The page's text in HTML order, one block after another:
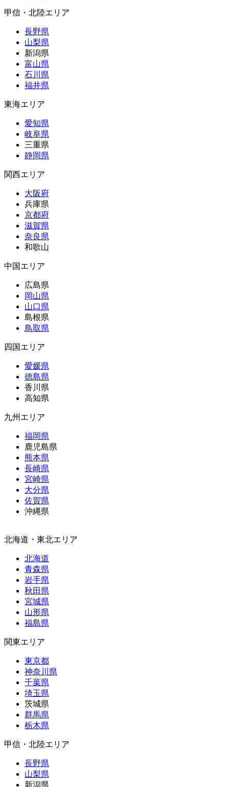
甲信・北陸エリア
長野県
山梨県
新潟県
富山県
石川県
福井県
東海エリア
愛知県
岐阜県
三重県
静岡県
関西エリア
大阪府
兵庫県
京都府
滋賀県
奈良県
和歌山
中国エリア
広島県
岡山県
山口県
島根県
鳥取県
四国エリア
愛媛県
徳島県
香川県
高知県
九州エリア
福岡県
鹿児島県
熊本県
長崎県
宮崎県
大分県
佐賀県
沖縄県
北海道・東北エリア
北海道
青森県
岩手県
秋田県
宮城県
山形県
福島県
関東エリア
東京都
神奈川県
千葉県
埼玉県
茨城県
群馬県
栃木県
甲信・北陸エリア
長野県
山梨県
新潟県